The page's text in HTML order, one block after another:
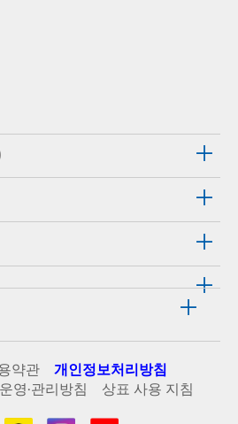
약관
개인정보처리방침
영·관리방침
상표 사용 지침